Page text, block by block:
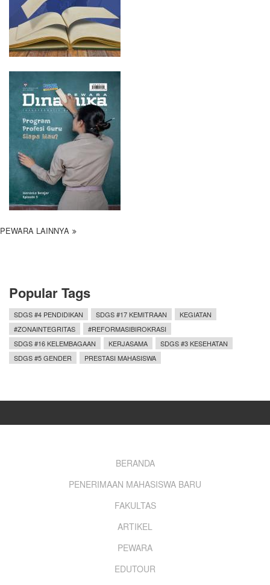
PEWARA LAINNYA
Popular Tags
SDGS #4 PENDIDIKAN SDGS #17 KEMITRAAN
KEGIATAN
#ZONAINTEGRITAS
#REFORMASIBIROKRASI
SDGS #16 KELEMBAGAAN
KERJASAMA
SDGS #3 KESEHATAN
SDGS #5 GENDER
PRESTASI MAHASISWA
BERANDA
PENERIMAAN MAHASISWA BARU
FAKULTAS
ARTIKEL
PEWARA
EDUTOUR